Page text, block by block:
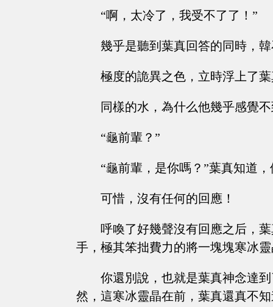
“啊，太冷了，我受不了了！”
幾乎是聽到葉真回答的同時，
極度的詭異之色，立時浮上了
同樣的水，為什么他幾乎感覺
“龜前輩？”
“龜前輩，是你嗎？”葉真知道
可惜，沒有任何的回應！
呼喚了好幾聲沒有回應之后，
手，極其笨拙費力的將一塊塊寒冰
你還別說，也就是葉真神念達
然，這寒冰靈晶在前，葉真還真不